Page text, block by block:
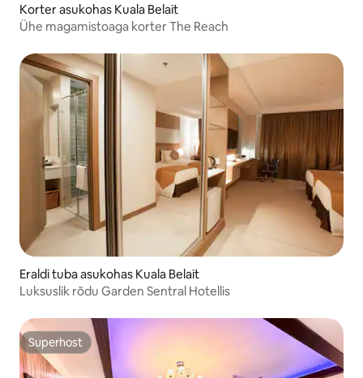
Korter asukohas Kuala Belait
Ühe magamistoaga korter The Reach
Eraldi tuba asukohas Kuala Belait
Luksuslik rõdu Garden Sentral Hotellis
Superhost
Superhost